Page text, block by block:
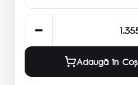
Adaugă în Coş